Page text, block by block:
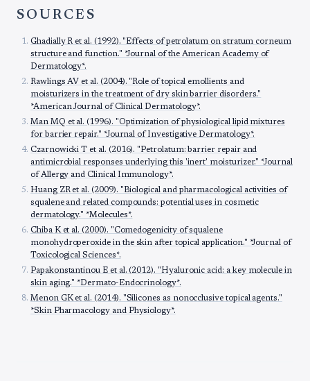
SOURCES
Ghadially R et al. (1992). "Effects of petrolatum on stratum corneum
structure and function." *Journal of the American Academy of
Dermatology*.
Rawlings AV et al. (2004). "Role of topical emollients and
moisturizers in the treatment of dry skin barrier disorders."
*American Journal of Clinical Dermatology*.
Man MQ et al. (1996). "Optimization of physiological lipid mixtures
for barrier repair." *Journal of Investigative Dermatology*.
Czarnowicki T et al. (2016). "Petrolatum: barrier repair and
antimicrobial responses underlying this 'inert' moisturizer." *Journal
of Allergy and Clinical Immunology*.
Huang ZR et al. (2009). "Biological and pharmacological activities of
squalene and related compounds: potential uses in cosmetic
dermatology." *Molecules*.
Chiba K et al. (2000). "Comedogenicity of squalene
monohydroperoxide in the skin after topical application." *Journal of
Toxicological Sciences*.
Papakonstantinou E et al. (2012). "Hyaluronic acid: a key molecule in
skin aging." *Dermato-Endocrinology*.
Menon GK et al. (2014). "Silicones as nonocclusive topical agents."
*Skin Pharmacology and Physiology*.